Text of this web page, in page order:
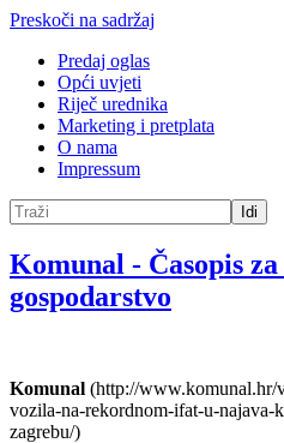
Preskoči na sadržaj
Predaj oglas
Opći uvjeti
Riječ urednika
Marketing i pretplata
O nama
Impressum
Idi
Komunal - Časopis
gospodarstvo
Komunal (http://www.komunal.hr/
vozila-na-rekordnom-ifat-u-najava-
zagrebu/)